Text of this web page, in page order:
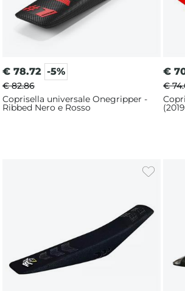
€ 78.72 -5%
€ 82.86
Coprisella universale Onegripper -
Ribbed Nero e Rosso
€
€